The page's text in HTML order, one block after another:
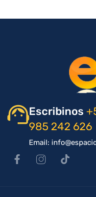
Escribinos
985 242 626
Email: